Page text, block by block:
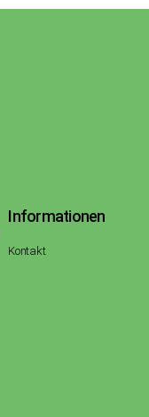
Informationen
Kontakt